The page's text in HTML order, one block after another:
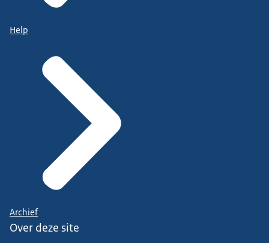
Help
Archief
Over deze site